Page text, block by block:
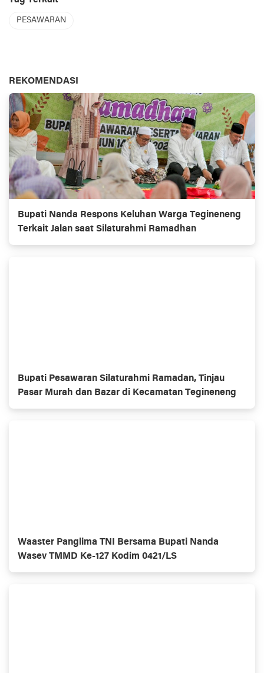
PESAWARAN
REKOMENDASI
Bupati Nanda Respons Keluhan Warga Tegineneng
Terkait Jalan saat Silaturahmi Ramadhan
Bupati Pesawaran Silaturahmi Ramadan, Tinjau
Pasar Murah dan Bazar di Kecamatan Tegineneng
Waaster Panglima TNI Bersama Bupati Nanda
Wasev TMMD Ke-127 Kodim 0421/LS